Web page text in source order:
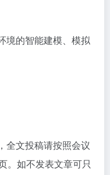
境的智能建模、模拟
全文投稿请按照会议
。如不发表文章可只